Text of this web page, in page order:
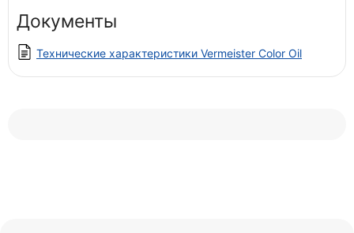
Документы
Технические характеристики Vermeister Color Oil